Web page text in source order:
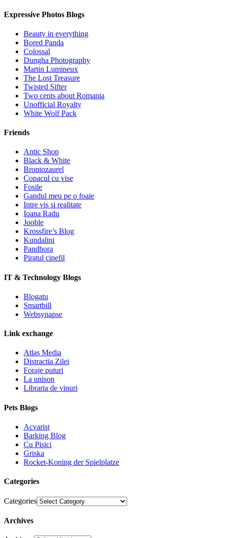
Expressive Photos Blogs
Beauty in everything
Bored Panda
Colossal
Dungha Photography
Martin Lumineux
The Lost Treasure
Twisted Sifter
Two cents about Romania
Unofficial Royalty
White Wolf Pack
Friends
Antic Shop
Black & White
Brontozaurel
Copacul cu vise
Fosile
Gandul meu pe o foaie
Intre vis si realitate
Ioana Radu
Jooble
Krossfire’s Blog
Kundalini
Pandhora
Piratul cinefil
IT & Technology Blogs
Blogatu
Smartbill
Websynapse
Link exchange
Atlas Media
Distractia Zilei
Foraje puturi
La unison
Libraria de vinuri
Pets Blogs
Acvarist
Barking Blog
Cu Pisici
Griska
Rocket-Koning der Spielplatze
Categories
Categories
Archives